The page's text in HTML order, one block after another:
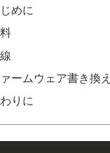
めに
ームウェア書き換え
りに